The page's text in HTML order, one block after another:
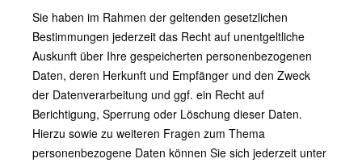
Sie haben im Rahmen der geltenden gesetzlichen
Bestimmungen jederzeit das Recht auf unentgeltliche
Auskunft über Ihre gespeicherten personenbezogenen
Daten, deren Herkunft und Empfänger und den Zweck
der Datenverarbeitung und ggf. ein Recht auf
Berichtigung, Sperrung oder Löschung dieser Daten.
Hierzu sowie zu weiteren Fragen zum Thema
personenbezogene Daten können Sie sich jederzeit unter